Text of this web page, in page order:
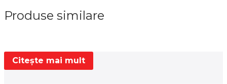
Produse similare
Citește mai mult